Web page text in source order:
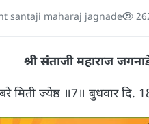
santaji maharaj jagnade
श्री संताजी महाराज
मिती ज्येष्ठ ॥7॥ बुधवार